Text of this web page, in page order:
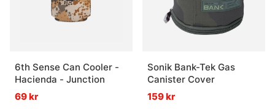
6th Sense Can Cooler -
Hacienda - Junction
69 kr
Sonik Bank-Tek Gas
Canister Cover
159 kr